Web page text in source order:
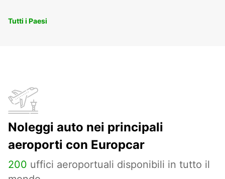
Tutti i Paesi
Noleggi auto nei principali
aeroporti con Europcar
200 uffici aeroportuali disponibili in tutto il